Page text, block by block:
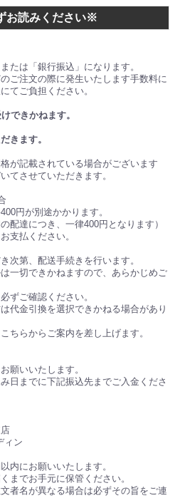
お読みください※
たは「銀行振込」になります。
ご注文の際に発生いたします手数料に
てご負担ください。
できかねます。
きます。
が記載されている場合がございます
てさせていただきます。
円が別途かかります。
配達につき、一律400円となります）
支払ください。
次第、配送手続きを行います。
一切できかねますので、あらかじめご
ずご確認ください。
代金引換を選択できかねる場合があり
ちらからご案内を差し上げます。
願いいたします。
日までに下記振込先までご入金くださ
ン
内にお願いいたします。
までお手元に保管ください。
者名が異なる場合は必ずその旨をご連